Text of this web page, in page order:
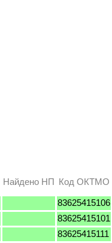
Найдено НП Код ОКТМО
83625415106
83625415101
83625415111